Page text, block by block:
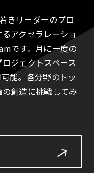
きリーダーのプロ
アクセラレーショ
です。月に一度の
ジェクトスペース
能。各分野のトッ
創造に挑戦してみ